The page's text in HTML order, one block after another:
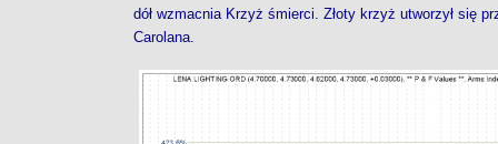
dół wzmacnia Krzyż śmierci. Złoty krzyż utworzył się
Carolana.